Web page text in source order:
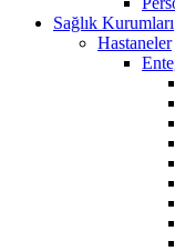
Sağlık Kurumları
Hastaneler